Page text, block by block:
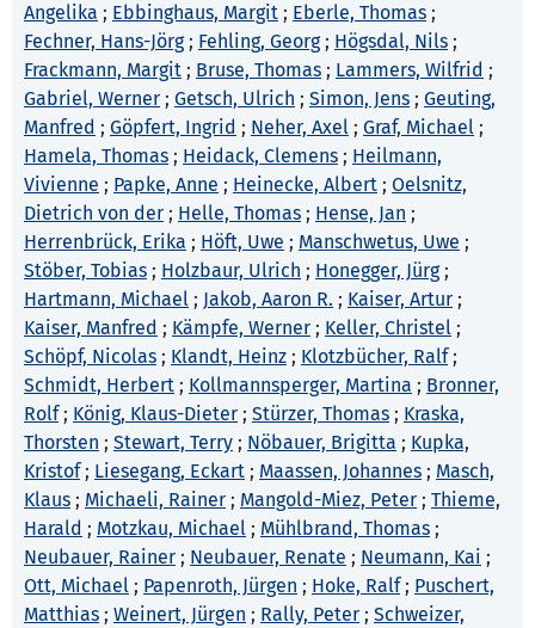
Angelika ; Ebbinghaus, Margit ; Eberle, Thomas ;
Fechner, Hans-Jörg; Fehling, Georg; Högsdal, Nils ;
Frackmann, Margit ; Bruse, Thomas ; Lammers, Wilfrid ;
Gabriel, Werner ; Getsch, Ulrich ; Simon, Jens ; Geuting,
Manfred ; Göpfert, Ingrid ; Neher, Axel ; Graf, Michael ;
Hamela, Thomas ; Heidack, Clemens ; Heilmann,
Vivienne ; Papke, Anne ; Heinecke, Albert ; Oelsnitz,
Dietrich von der ; Helle, Thomas ; Hense, Jan ;
Herrenbrück, Erika ; Höft, Uwe ; Manschwetus, Uwe ;
Stöber, Tobias ; Holzbaur, Ulrich ; Honegger, Jürg;
Hartmann, Michael ; Jakob, Aaron R. ; Kaiser, Artur ;
Kaiser, Manfred ; Kämpfe, Werner ; Keller, Christel ;
Schöpf, Nicolas ; Klandt, Heinz ; Klotzbücher, Ralf;
Schmidt, Herbert ; Kollmannsperger, Martina ; Bronner,
Rolf; König, Klaus-Dieter ; Stürzer, Thomas ; Kraska,
Thorsten ; Stewart, Terry ; Nöbauer, Brigitta ; Kupka,
Kristof; Liesegang, Eckart ; Maassen, Johannes ; Masch,
Klaus ; Michaeli, Rainer ; Mangold-Miez, Peter ; Thieme,
Harald ; Motzkau, Michael ; Mühlbrand, Thomas ;
Neubauer, Rainer ; Neubauer, Renate ; Neumann, Kai ;
Ott, Michael ; Papenroth, Jürgen ; Hoke, Ralf; Puschert,
Matthias ; Weinert, Jürgen ; Rally, Peter ; Schweizer,